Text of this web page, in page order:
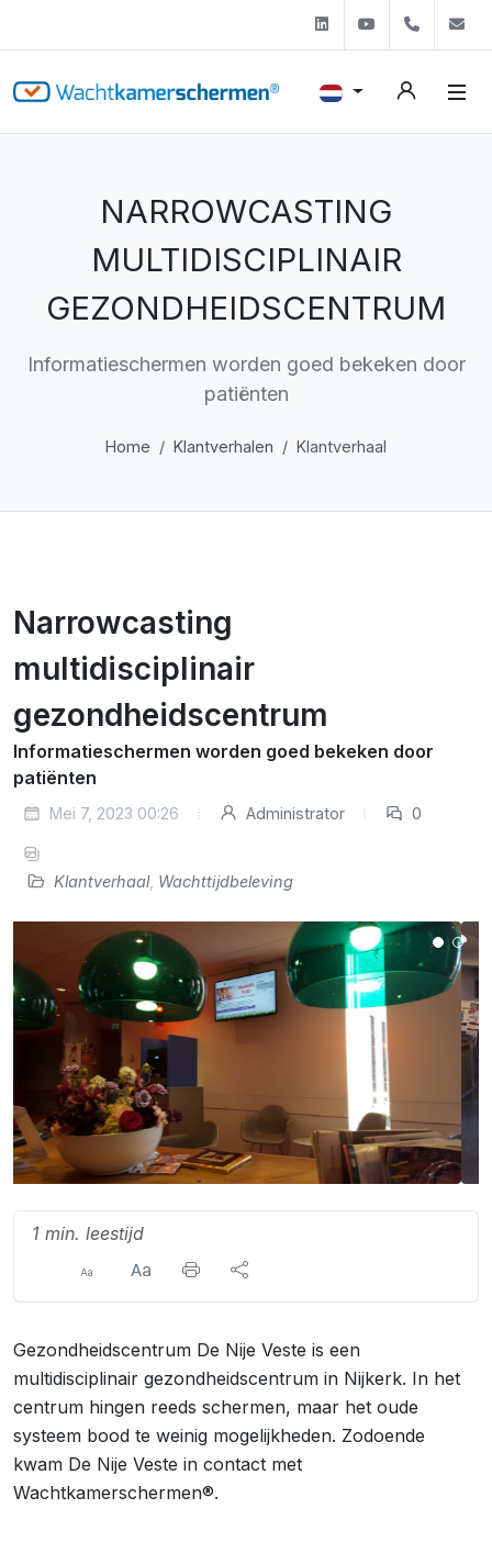
LinkedinYoutube+31
NARROWCASTING
MULTIDISCIPLINAIR
GEZONDHEIDSCENTRUM
Informatieschermen worden goed bekeken door
patiënten
Home Klantverhalen Klantverhaal
Narrowcasting
multidisciplinair
gezondheidscentrum
Informatieschermen worden goed bekeken door
patiënten
Mei 7, 2023 00:26 Administrator 0
Klantverhaal, Wachttijdbeleving
1 min. leestijd
Gezondheidscentrum De Nije Veste is een
multidisciplinair gezondheidscentrum in Nijkerk. In het
centrum hingen reeds schermen, maar het oude
systeem bood te weinig mogelijkheden. Zodoende
kwam De Nije Veste in contact met
Wachtkamerschermen®.